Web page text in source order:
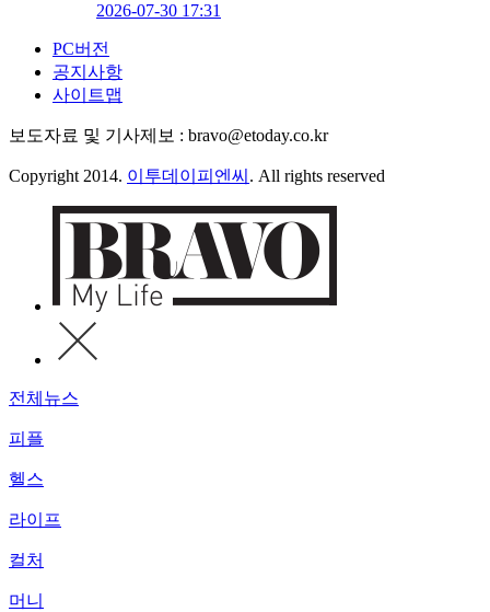
2026-07-30 17:31
PC버전
공지사항
사이트맵
보도자료 및 기사제보 : bravo@etoday.co.kr
Copyright 2014. 이투데이피엔씨 . All rights reserved
전체뉴스
피플
헬스
라이프
컬처
머니